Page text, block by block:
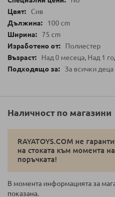
Сив
100 cm
75 cm
Полиестер
Над 0 месеца, Над 1
За всички деца
Наличност по магазини
RAYATOYS.COM не
на стоката към момента
поръчката!
В момента информацията за
показана.